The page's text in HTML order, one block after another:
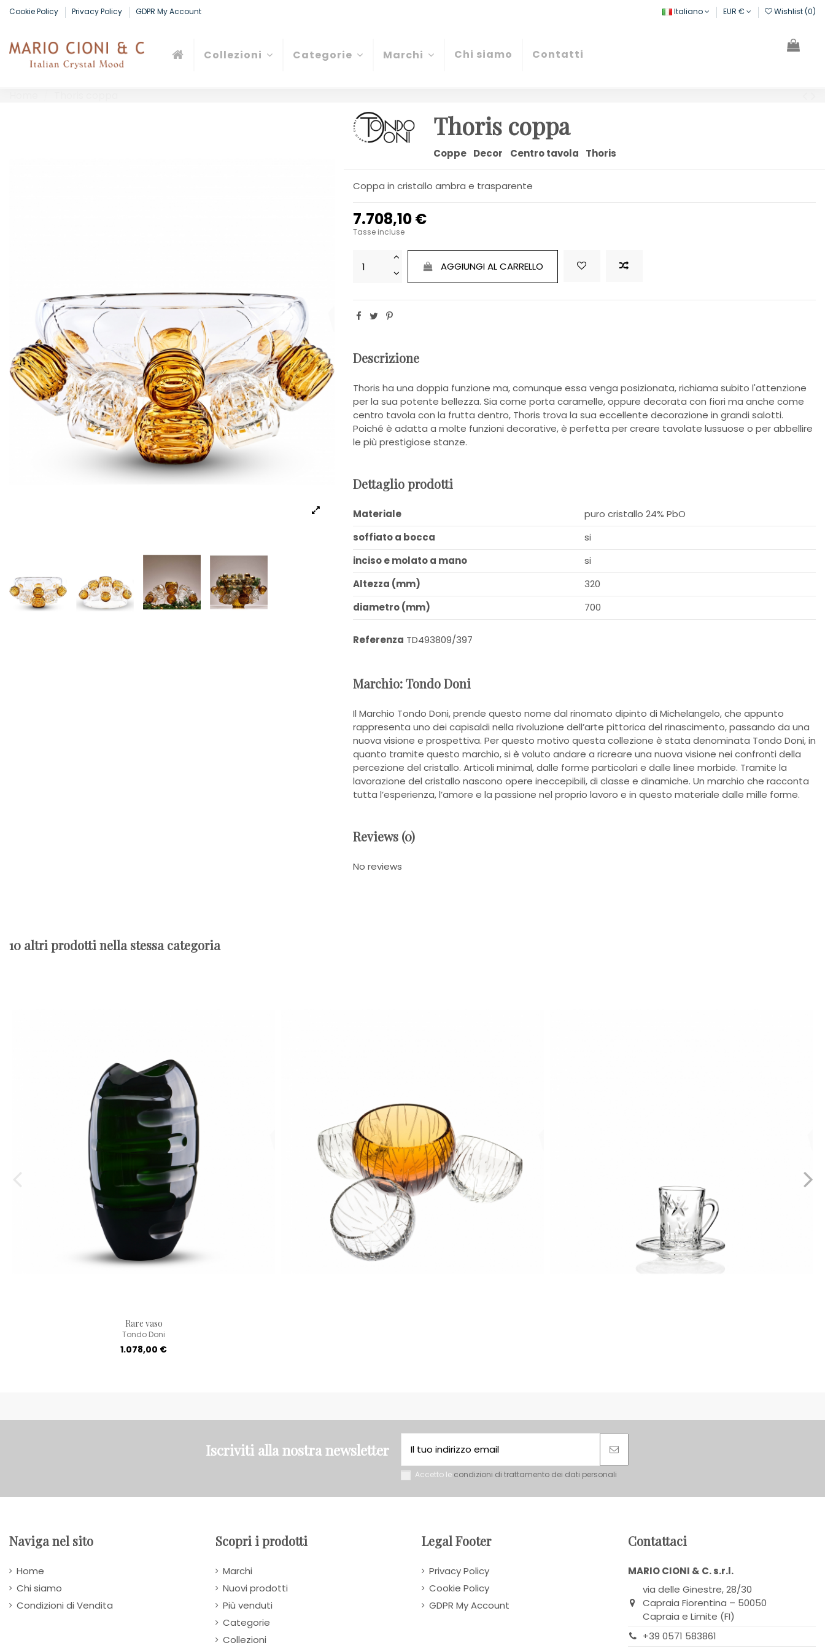
Cookie Policy Privacy Policy GDPR My Account Italiano EUR € Wishlist (0)
Collezioni Categorie Marchi Chi siamo Contatti
Thoris coppa
Coppe Decor Centro tavola Thoris
Coppa in cristallo ambra e trasparente
7.708,10 €
Tasse incluse
AGGIUNGI AL CARRELLO
Descrizione
Thoris ha una doppia funzione ma, comunque essa venga posizionata, richiama subito l'attenzione
per la sua potente bellezza. Sia come porta caramelle, oppure decorata con fiori ma anche come
centro tavola con la frutta dentro, Thoris trova la sua eccellente decorazione in grandi salotti.
Poiché è adatta a molte funzioni decorative, è perfetta per creare tavolate lussuose o per abbellire
le più prestigiose stanze.
Dettaglio prodotti
Materiale
puro cristallo 24% PbO
soffiato a bocca
si
inciso e molato a mano
si
Altezza (mm)
320
diametro (mm)
700
Referenza TD493809/397
Marchio: Tondo Doni
Il Marchio Tondo Doni, prende questo nome dal rinomato dipinto di Michelangelo, che appunto
rappresenta uno dei capisaldi nella rivoluzione dell’arte pittorica del rinascimento, passando da una
nuova visione e prospettiva. Per questo motivo questa collezione è stata denominata Tondo Doni, in
quanto tramite questo marchio, si è voluto andare a ricreare una nuova visione nei confronti della
percezione del cristallo. Articoli minimal, dalle forme particolari e dalle linee morbide. Tramite la
lavorazione del cristallo nascono opere ineccepibili, di classe e dinamiche. Un marchio che racconta
tutta l’esperienza, l’amore e la passione nel proprio lavoro e in questo materiale dalle mille forme.
Reviews (0)
No reviews
10 altri prodotti nella stessa categoria
Rare vaso
Tondo Doni
1.078,00 €
Iscriviti alla nostra newsletter
Accetto le condizioni di trattamento dei dati personali
Naviga nel sito
Home
Chi siamo
Condizioni di Vendita
Scopri i prodotti
Marchi
Nuovi prodotti
Più venduti
Categorie
Collezioni
Legal Footer
Privacy Policy
Cookie Policy
GDPR My Account
Contattaci
MARIO CIONI & C. s.r.l.
via delle Ginestre, 28/30
Capraia Fiorentina – 50050
Capraia e Limite (FI)
+39 0571 583861